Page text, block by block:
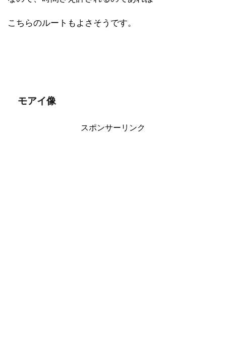
こちらのルートもよさそうです。
モアイ像
スポンサーリンク